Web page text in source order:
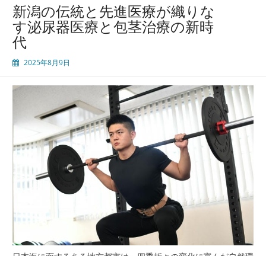
新潟の伝統と先進医療が織りな
す泌尿器医療と包茎治療の新時
代
2025年8月9日